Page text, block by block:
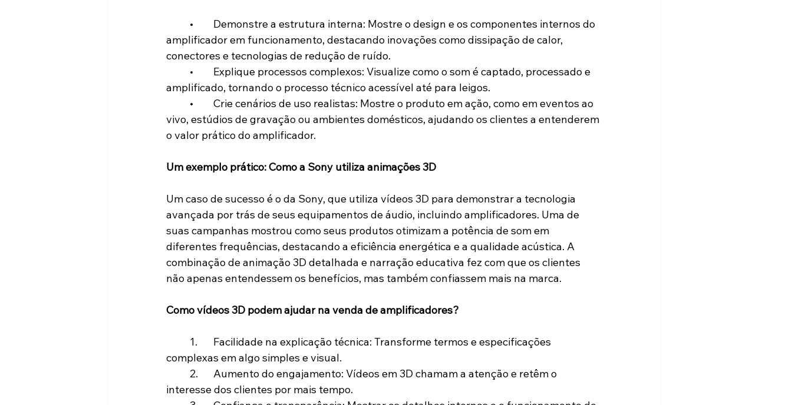
amplificador em funcionamento, destacando inovações como dissipação de calor,
conectores e tecnologias de redução de ruído.
amplificado, tornando o processo técnico acessível até para leigos.
vivo, estúdios de gravação ou ambientes domésticos, ajudando os clientes a entenderem
o valor prático do amplificador.
Um exemplo prático: Como a Sony utiliza animações 3D
Um caso de sucesso é o da Sony, que utiliza vídeos 3D para demonstrar a tecnologia
avançada por trás de seus equipamentos de áudio, incluindo amplificadores. Uma de
suas campanhas mostrou como seus produtos otimizam a potência de som em
diferentes frequências, destacando a eficiência energética e a qualidade acústica. A
combinação de animação 3D detalhada e narração educativa fez com que os clientes
não apenas entendessem os benefícios, mas também confiassem mais na marca.
Como vídeos 3D podem ajudar na venda de amplificadores?
complexas em algo simples e visual.
interesse dos clientes por mais tempo.